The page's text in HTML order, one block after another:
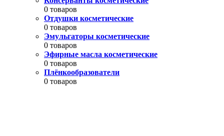
0 товаров
Отдушки косметические
0 товаров
Эмульгаторы косметические
0 товаров
Эфирные масла косметические
0 товаров
Плёнкообразователи
0 товаров